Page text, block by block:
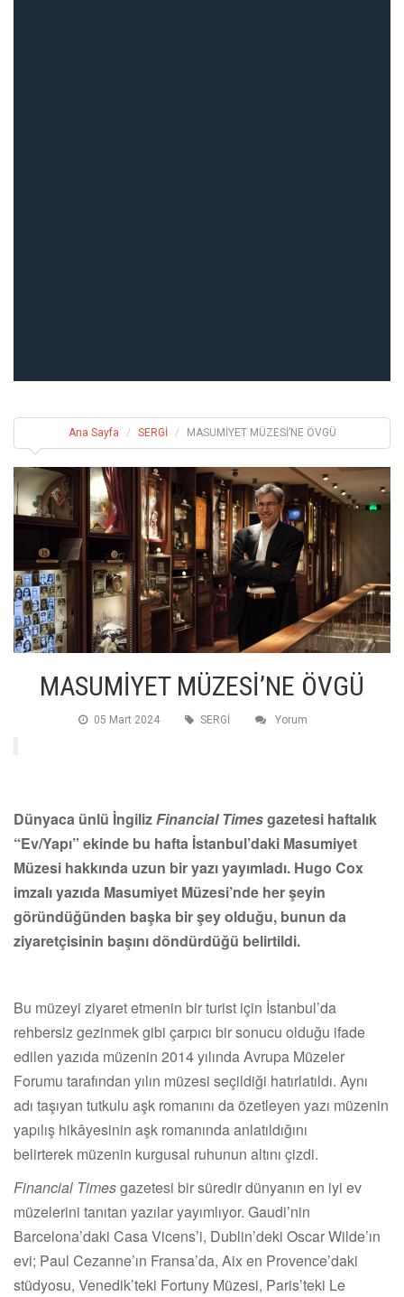
Ana Sayfa SERGİ MASUMİYET MÜZESİ’NE ÖVGÜ
MASUMİYET MÜZESİ’NE ÖVGÜ
05 Mart 2024 SERGİ Yorum
Dünyaca ünlü İngilizFinancial Timesgazetesi haftalık
“Ev/Yapı” ekinde bu hafta İstanbul’daki Masumiyet
Müzesi hakkında uzun bir yazı yayımladı. Hugo Cox
imzalı yazıda Masumiyet Müzesi’nde her şeyin
göründüğünden başka bir şey olduğu, bunun da
ziyaretçisinin başını döndürdüğü belirtildi.
Bu müzeyi ziyaret etmenin bir turist için İstanbul’da
rehbersiz gezinmek gibi çarpıcı bir sonucu olduğu ifade
edilen yazıda müzenin 2014 yılında Avrupa Müzeler
Forumu tarafından yılın müzesi seçildiği hatırlatıldı. Aynı
adı taşıyan tutkulu aşk romanını da özetleyen yazı müzenin
yapılış hikâyesinin aşk romanında anlatıldığını
belirterek müzenin kurgusal ruhunun altını çizdi.
Financial Timesgazetesi bir süredir dünyanın en iyi ev
müzelerini tanıtan yazılar yayımlıyor. Gaudi’nin
Barcelona’daki Casa Vicens’i, Dublin’deki Oscar Wilde’ın
evi; Paul Cezanne’ın Fransa’da, Aix en Provence’daki
stüdyosu, Venedik’teki Fortuny Müzesi, Paris’teki Le